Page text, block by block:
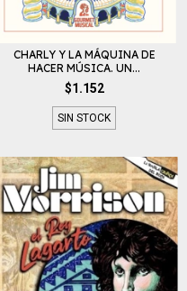
CHARLY Y LA MÁQUINA DE
HACER MÚSICA. UN...
$1.152
SIN STOCK